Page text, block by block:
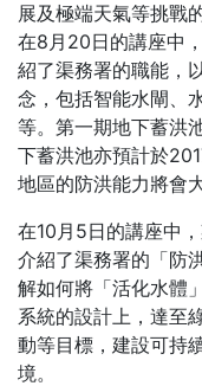
展及極端天氣等挑戰
在8月20日的講座中
紹了渠務署的職能，
念，包括智能水閘、
等。第一期地下蓄洪
下蓄洪池亦預計於
地區的防洪能力將會
在10月5日的講座中
介紹了渠務署的「防
解如何將「活化水體
系統的設計上，達至
動等目標，建設可持
境。